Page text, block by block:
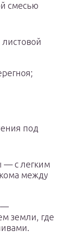
смесью
под
— с легким
между
—
земли, где